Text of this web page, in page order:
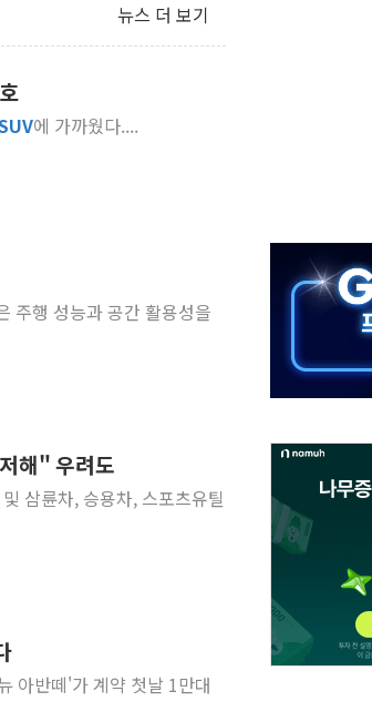
특공 전략도 '극과 극'…생애최초만 경쟁 치열
부진 지속, 강보합 마감...석유·가스주 올랐지만 빈그
요 역대 최고치 경신…한낮 총수요 104.3GW 기록
기 난사...최소 7명 사망
폭염중대경보 해제…누적 온열질환자 2872명
안돼"...李 부동산 세제안에 與 내부서 '총선·대선 직
뉴스 더 보기
에 가까웠다....
해" 우려도
삼륜차, 승용차, 스포츠유틸
아반떼'가 계약 첫날 1만대